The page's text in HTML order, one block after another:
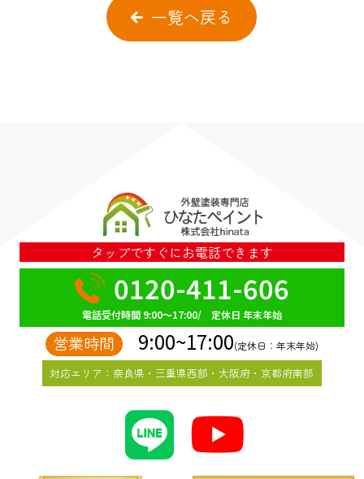
一覧へ戻る
タップですぐにお電話できます
0120-411-606
電話受付時間 9:00～17:00/ 定休日 年末年始
営業時間 9:00~17:00(定休日：年末年始)
対応エリア：奈良県・三重県西部・大阪府・京都府南部